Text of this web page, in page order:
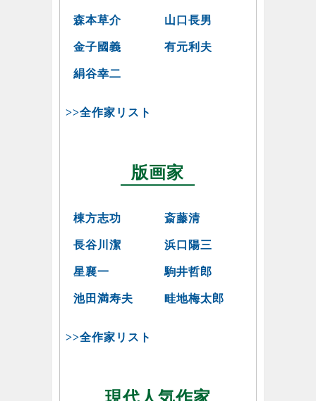
森本草介 山口長男
金子國義 有元利夫
絹谷幸二
>>全作家リスト
版画家
棟方志功 斎藤清
長谷川潔 浜口陽三
星襄一 駒井哲郎
池田満寿夫 畦地梅太郎
>>全作家リスト
現代人気作家